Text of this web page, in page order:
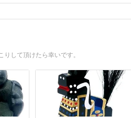
して頂けたら幸いです。